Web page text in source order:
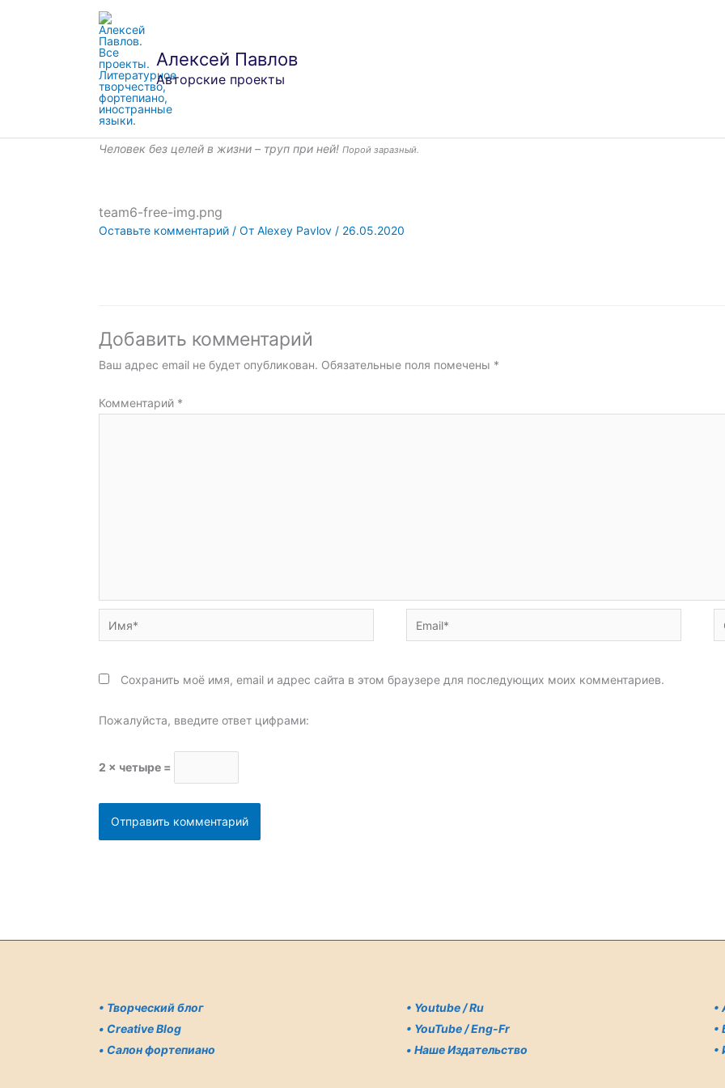
Алексей Павлов
Авторские проекты
Человек без целей в жизни – труп при ней! Порой заразный.
team6-free-img.png
Оставьте комментарий / От Alexey Pavlov / 26.05.2020
Добавить комментарий
Ваш адрес email не будет опубликован. Обязательные поля помечены *
Комментарий *
Email*
Сохранить моё имя, email и адрес сайта в этом браузере для последующих моих комментариев.
Пожалуйста, введите ответ цифрами:
2 × четыре =
• Творческий блог
• Creative Blog
• Салон фортепиано
• Youtube / Ru
• YouTube / Eng-Fr
• Наше Издательство
•
•
•